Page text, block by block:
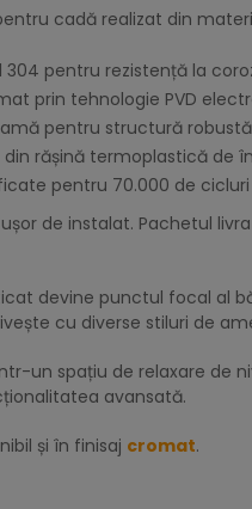
cadă realizat din
304 pentru rezistență la
prin tehnologie PVD
pentru structură robustă
rășină termoplastică de
pentru 70.000 de
de instalat. Pachetul
devine punctul focal al
cu diverse stiluri de
un spațiu de relaxare de
avansată.
și în finisaj cromat.